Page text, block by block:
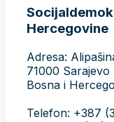
Hercegovine
Adresa:
71000 Sarajevo
Bosna i
Telefon: +387